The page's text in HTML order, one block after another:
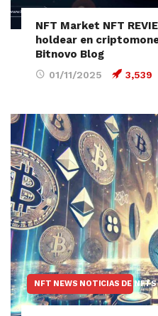
NFT Market NFT
holdear en
Bitnovo Blog
01/11/2025 3,539
NFT NEWS NOTICIAS DE NFTS